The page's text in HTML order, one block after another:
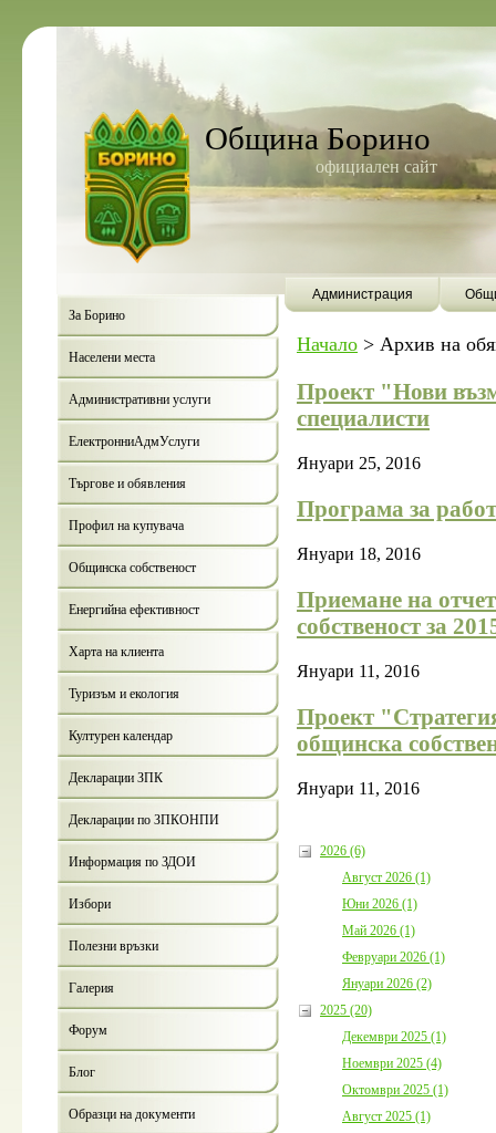
Община Борино
официален сайт
Администрация
За Борино
Населени места
Административни услуги
ЕлектронниАдмУслуги
Търгове и обявления
Профил на купувача
Общинска собственост
Енергийна ефективност
Харта на клиента
Туризъм и екология
Културен календар
Декларации ЗПК
Декларации по ЗПКОНПИ
Информация по ЗДОИ
Избори
Полезни връзки
Галерия
Форум
Блог
Образци на документи
Начало > Архив на
Проект "Нови
специалисти
Януари 25, 2016
Програма за
Януари 18, 2016
Приемане на
собственост за
Януари 11, 2016
Проект
общинска
Януари 11, 2016
2026 (6)
Август 2026 (1)
Юни 2026 (1)
Май 2026 (1)
Февруари 2026 (1)
Януари 2026 (2)
2025 (20)
Декември 2025 (1)
Ноември 2025 (4)
Октомври 2025 (1)
Август 2025 (1)
България с план за мирно
съжителство с мечките
Покана за публично обсъждане
Годишния отчет за
бюджет за 2025 г. на Община
повече